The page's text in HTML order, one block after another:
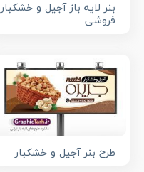
بنر لایه باز آجیل و خشکبار
فروشی
طرح بنر آجیل و خشکبار